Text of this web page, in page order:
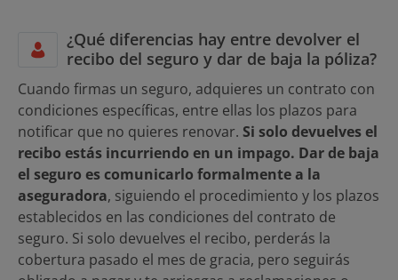
¿Qué diferencias hay entre devolver el
recibo del seguro y dar de baja la póliza?
Cuando firmas un seguro, adquieres un contrato con
condiciones específicas, entre ellas los plazos para
notificar que no quieres renovar. Si solo devuelves el
recibo estás incurriendo en un impago. Dar de baja
el seguro es comunicarlo formalmente a la
aseguradora, siguiendo el procedimiento y los plazos
establecidos en las condiciones del contrato de
seguro. Si solo devuelves el recibo, perderás la
cobertura pasado el mes de gracia, pero seguirás